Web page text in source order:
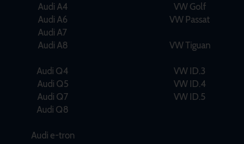
Audi A4
Audi A6
Audi A7
Audi A8
Audi Q4
Audi Q5
Audi Q7
Audi Q8
Audi e-tron
VW Golf
VW Passat
VW Tiguan
VW ID.3
VW ID.4
VW ID.5